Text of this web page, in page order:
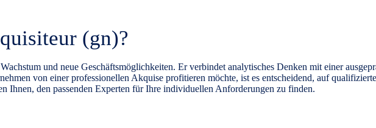
(gn)?
und neue Geschäftsmöglichkeiten. Er verbindet analytisches Denken mit einer
von einer professionellen Akquise profitieren möchte, ist es entscheidend, auf
Ihnen, den passenden Experten für Ihre individuellen Anforderungen zu finden.